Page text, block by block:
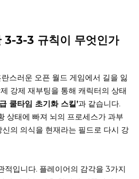
3-3-3 규칙이 무엇인가
스러운 오픈 월드 게임에서 길을 잃
강제 재부팅을 통해 캐릭터의 상태
쿨타임 초기화 스킬’과 같습니다.
상태에 빠져 뇌의 프로세스가 과부
의 의식을 현재라는 필드로 다시 강
적입니다. 플레이어의 감각을 3가지